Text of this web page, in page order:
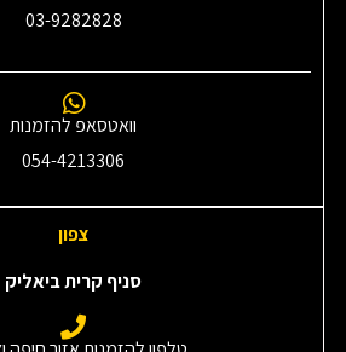
03-9282828
וואטסאפ להזמנות
054-4213306
צפון
סניף קרית ביאליק